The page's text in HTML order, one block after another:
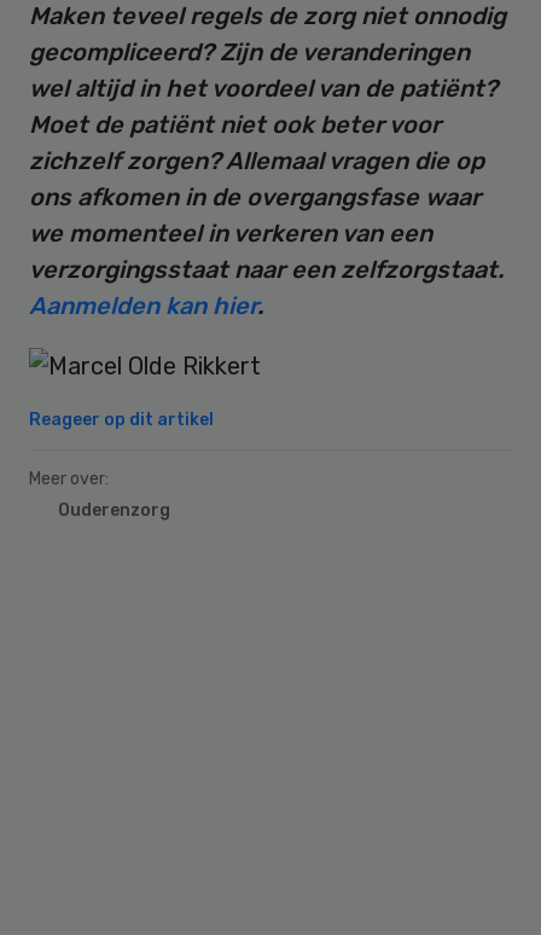
Maken teveel regels de zorg niet onnodig
gecompliceerd? Zijn de veranderingen
wel altijd in het voordeel van de patiënt?
Moet de patiënt niet ook beter voor
zichzelf zorgen? Allemaal vragen die op
ons afkomen in de overgangsfase waar
we momenteel in verkeren van een
verzorgingsstaat naar een zelfzorgstaat.
Aanmelden kan hier.
Reageer op dit artikel
Meer over:
Ouderenzorg